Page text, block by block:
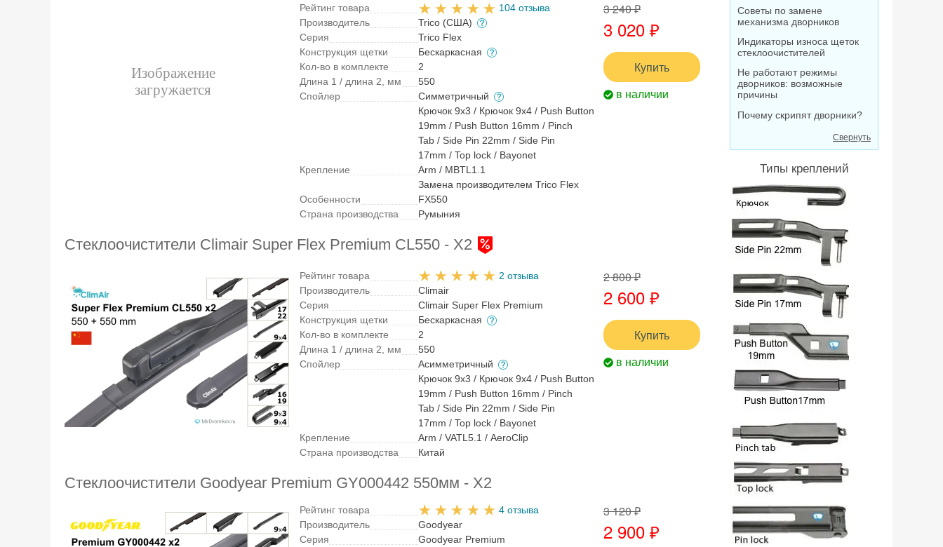
Рейтинг товара
104 отзыва
Производитель
Trico (США)
Серия
Trico Flex
Конструкция щетки
Бескаркасная
Кол-во в комплекте
2
Длина 1 / длина 2, мм
550
Спойлер
Симметричный
Крепление
Крючок 9x3 / Крючок 9x4 / Push Button
19mm / Push Button 16mm / Pinch
Tab / Side Pin 22mm / Side Pin
17mm / Top lock / Bayonet
Arm / MBTL1.1
Особенности
Замена производителем Trico Flex
FX550
Страна производства
Румыния
3 240 ₽
3 020 ₽
Купить
в наличии
Стеклоочистители Climair Super Flex Premium CL550 - X2
Рейтинг товара
2 отзыва
Производитель
Climair
Серия
Climair Super Flex Premium
Конструкция щетки
Бескаркасная
Кол-во в комплекте
2
Длина 1 / длина 2, мм
550
Спойлер
Асимметричный
Крепление
Крючок 9x3 / Крючок 9x4 / Push Button
19mm / Push Button 16mm / Pinch
Tab / Side Pin 22mm / Side Pin
17mm / Top lock / Bayonet
Arm / VATL5.1 / AeroClip
Страна производства
Китай
2 800 ₽
2 600 ₽
Купить
в наличии
Стеклоочистители Goodyear Premium GY000442 550мм - X2
Рейтинг товара
4 отзыва
Производитель
Goodyear
Серия
Goodyear Premium
3 120 ₽
2 900 ₽
Советы по замене
механизма дворников
Индикаторы износа щеток
стеклоочистителей
Не работают режимы
дворников: возможные
причины
Почему скрипят дворники?
Свернуть
Типы креплений